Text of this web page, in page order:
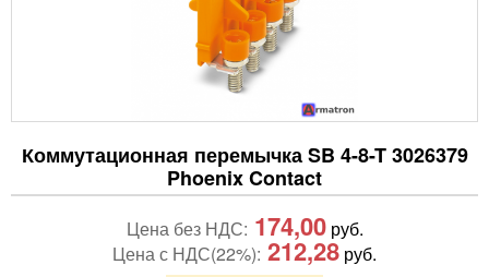
Коммутационная перемычка SB 4-8-T 3026379
Phoenix Contact
Цена без НДС: 174,00руб.
Цена с НДС(22%): 212,28 руб.